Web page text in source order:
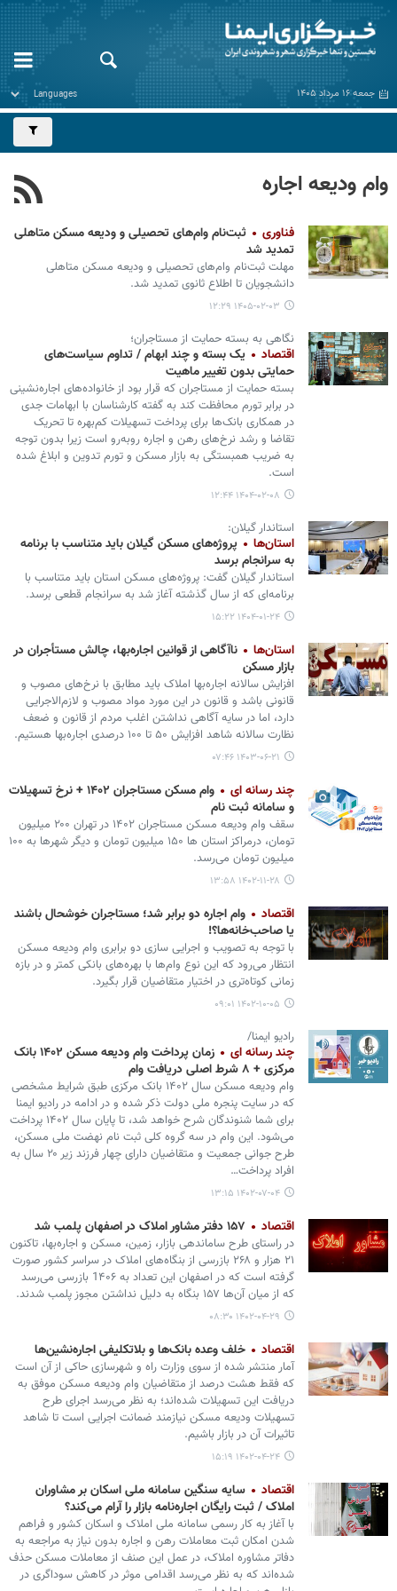
جمعه ۱۶ مرداد ۱۴۰۵
وام ودیعه اجاره
فناوری
ثبت‌نام وام‌های تحصیلی و ودیعه مسکن متاهلی
تمدید شد
مهلت ثبت‌نام وام‌های تحصیلی و ودیعه مسکن متاهلی
دانشجویان تا اطلاع ثانوی تمدید شد.
۱۴۰۵-۰۲-۰۳ ۱۲:۲۹
نگاهی به بسته حمایت از مستاجران؛
اقتصاد
یک بسته و چند ابهام / تداوم سیاست‌های
حمایتی بدون تغییر ماهیت
بسته حمایت از مستاجران که قرار بود از خانواده‌های اجاره‌نشینی
در برابر تورم محافظت کند به گفته کارشناسان با ابهامات جدی
در همکاری بانک‌ها برای پرداخت تسهیلات کم‌بهره تا تحریک
تقاضا و رشد نرخ‌های رهن و اجاره روبه‌رو است زیرا بدون توجه
به ضریب همبستگی به بازار مسکن و تورم تدوین و ابلاغ شده
است.
۱۴۰۴-۰۲-۰۸ ۱۲:۴۴
استاندار گیلان:
استان‌ها
پروژه‌های مسکن گیلان باید متناسب با برنامه
به سرانجام برسد
استاندار گیلان گفت: پروژه‌های مسکن استان باید متناسب با
برنامه‌ای که از سال گذشته آغاز شد به سرانجام قطعی برسد.
۱۴۰۴-۰۱-۲۴ ۱۵:۲۲
استان‌ها
ناآگاهی از قوانین اجاره‌بها، چالش مستأجران در
بازار مسکن
افزایش سالانه اجاره‌بها املاک باید مطابق با نرخ‌های مصوب و
قانونی باشد و قانون در این مورد مواد مصوب و لازم‌الاجرایی
دارد، اما در سایه آگاهی نداشتن اغلب مردم از قانون و ضعف
نظارت سالانه شاهد افزایش ۵۰ تا ۱۰۰ درصدی اجاره‌بها هستیم.
۱۴۰۳-۰۶-۲۱ ۰۷:۴۶
چند رسانه ای
وام مسکن مستاجران ۱۴۰۲ + نرخ تسهیلات
و سامانه ثبت نام
سقف وام ودیعه مسکن مستاجران ۱۴۰۲ در تهران ۲۰۰ میلیون
تومان، درمراکز استان ها ۱۵۰ میلیون تومان و دیگر شهرها به ۱۰۰
میلیون تومان می‌رسد.
۱۴۰۲-۱۱-۲۸ ۱۳:۵۸
اقتصاد
وام اجاره دو برابر شد؛ مستاجران خوشحال باشند
یا صاحب‌خانه‌ها؟!
با توجه به تصویب و اجرایی سازی دو برابری وام ودیعه مسکن
انتظار می‌رود که این نوع وام‌ها با بهره‌های بانکی کمتر و در بازه
زمانی کوتاه‌تری در اختیار متقاضیان قرار بگیرد.
۱۴۰۲-۱۰-۰۵ ۰۹:۰۱
رادیو ایمنا/
چند رسانه ای
زمان پرداخت وام ودیعه مسکن ۱۴۰۲ بانک
مرکزی + ۸ شرط اصلی دریافت وام
وام ودیعه مسکن سال ۱۴۰۲ بانک مرکزی طبق شرایط مشخصی
که در سایت پنجره ملی دولت ذکر شده و در ادامه در رادیو ایمنا
برای شما شنوندگان شرح خواهد شد، تا پایان سال ۱۴۰۲ پرداخت
می‌شود. این وام در سه گروه کلی ثبت نام نهضت ملی مسکن،
طرح جوانی جمعیت و متقاضیان دارای چهار فرزند زیر ۲۰ سال به
افراد پرداخت…
۱۴۰۲-۰۷-۰۴ ۱۳:۱۵
اقتصاد ۱۵۷ دفتر مشاور املاک در اصفهان پلمب شد
در راستای طرح ساماندهی بازار، زمین، مسکن و اجاره‌بها، تاکنون
۲۱ هزار و ۲۶۸ بازرسی از بنگاه‌های املاک در سراسر کشور صورت
گرفته است که در اصفهان این تعداد به 1۴۰۶ بازرسی می‌رسد
که از میان آن‌ها ۱۵۷ بنگاه به دلیل نداشتن مجوز پلمب شدند.
۱۴۰۲-۰۴-۲۹ ۰۸:۳۰
اقتصاد خلف وعده بانک‌ها و بلاتکلیفی اجاره‌نشین‌ها
آمار منتشر شده از سوی وزارت راه و شهرسازی حاکی از آن است
که فقط هشت درصد از متقاضیان وام ودیعه مسکن موفق به
دریافت این تسهیلات شده‌اند؛ به نظر می‌رسد اجرای طرح
تسهیلات ودیعه مسکن نیازمند ضمانت اجرایی است تا شاهد
تاثیرات آن در بازار باشیم.
۱۴۰۲-۰۴-۲۴ ۱۵:۱۹
اقتصاد
سایه سنگین سامانه ملی اسکان بر مشاوران
املاک / ثبت رایگان اجاره‌نامه بازار را آرام می‌کند؟
با آغاز به کار رسمی سامانه ملی املاک و اسکان کشور و فراهم
شدن امکان ثبت معاملات رهن و اجاره بدون نیاز به مراجعه به
دفاتر مشاوره املاک، در عمل این صنف از معاملات مسکن حذف
شده‌اند که به نظر می‌رسد اقدامی موثر در کاهش سوداگری در